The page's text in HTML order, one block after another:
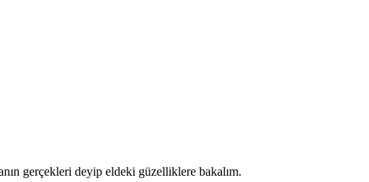
gerçekleri deyip eldeki güzelliklere bakalım.